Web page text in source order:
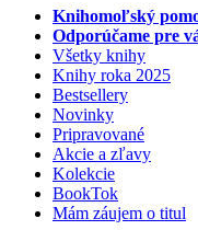
Knihomoľský
Odporúčame pre
Všetky knihy
Knihy roka 2025
Bestsellery
Novinky
Pripravované
Akcie a zľavy
Kolekcie
BookTok
Mám záujem o titul